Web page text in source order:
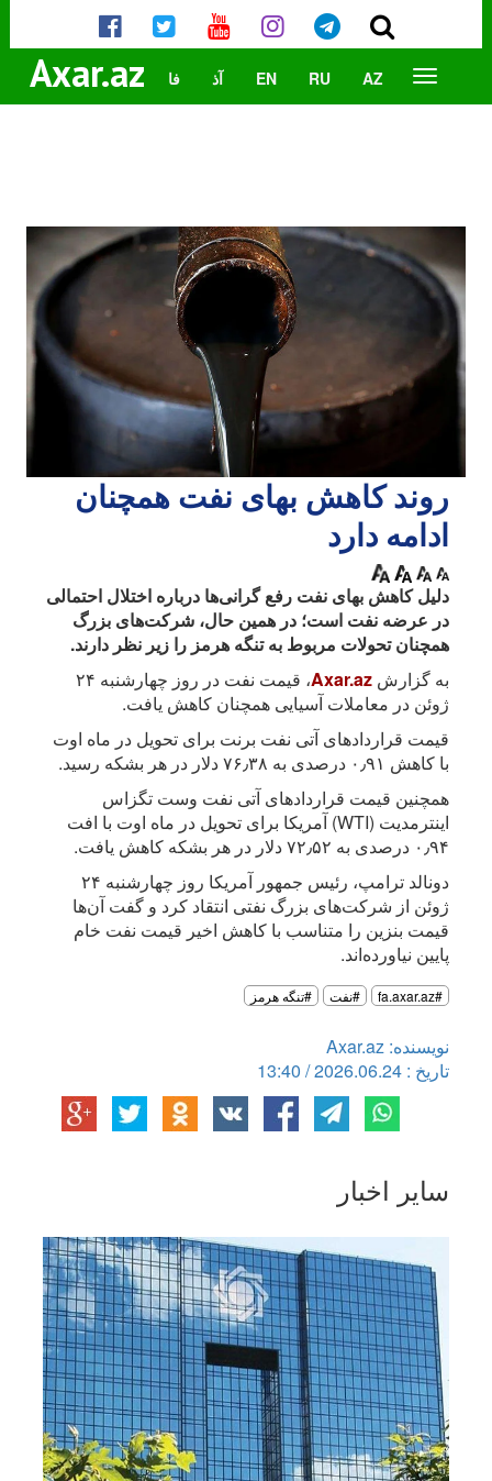
Axar.az AZ
RU
EN آذ فا
روند کاهش بهای نفت همچنان
ادامه دارد
دلیل کاهش بهای نفت رفع گرانی‌ها درباره اختلال احتمالی
در عرضه نفت است؛ در همین حال، شرکت‌های بزرگ
همچنان تحولات مربوط به تنگه هرمز را زیر نظر دارند.
به گزارش Axar.az
، قیمت نفت در روز چهارشنبه ۲۴
ژوئن در معاملات آسیایی همچنان کاهش یافت.
قیمت قراردادهای آتی نفت برنت برای تحویل در ماه اوت
با کاهش ۰٫۹۱ درصدی به ۷۶٫۳۸ دلار در هر بشکه رسید.
همچنین قیمت قراردادهای آتی نفت وست تگزاس
اینترمدیت (WTI) آمریکا برای تحویل در ماه اوت با افت
۰٫۹۴ درصدی به ۷۲٫۵۲ دلار در هر بشکه کاهش یافت.
دونالد ترامپ، رئیس‌ جمهور آمریکا روز چهارشنبه ۲۴
ژوئن از شرکت‌های بزرگ نفتی انتقاد کرد و گفت آن‌ها
قیمت بنزین را متناسب با کاهش اخیر قیمت نفت خام
پایین نیاورده‌اند.
#fa.axar.az #نفت #تنگه هرمز
نویسنده: Axar.az
تاریخ : 2026.06.24 / 13:40
سایر اخبار